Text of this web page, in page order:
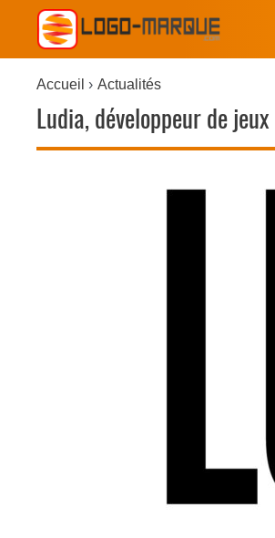
Accueil Actualités
Ludia, développeur de